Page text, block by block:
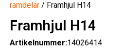
ramdelar / Framhjul H14
Framhjul H14
Artikelnummer:14026414